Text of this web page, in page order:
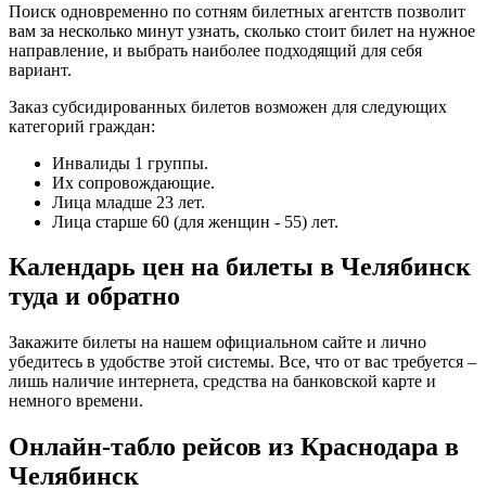
Поиск одновременно по сотням билетных агентств позволит
вам за несколько минут узнать, сколько стоит билет на нужное
направление, и выбрать наиболее подходящий для себя
вариант.
Заказ субсидированных билетов возможен для следующих
категорий граждан:
Инвалиды 1 группы.
Их сопровождающие.
Лица младше 23 лет.
Лица старше 60 (для женщин - 55) лет.
Календарь цен на билеты в Челябинск
туда и обратно
Закажите билеты на нашем официальном сайте и лично
убедитесь в удобстве этой системы. Все, что от вас требуется –
лишь наличие интернета, средства на банковской карте и
немного времени.
Онлайн-табло рейсов из Краснодара в
Челябинск